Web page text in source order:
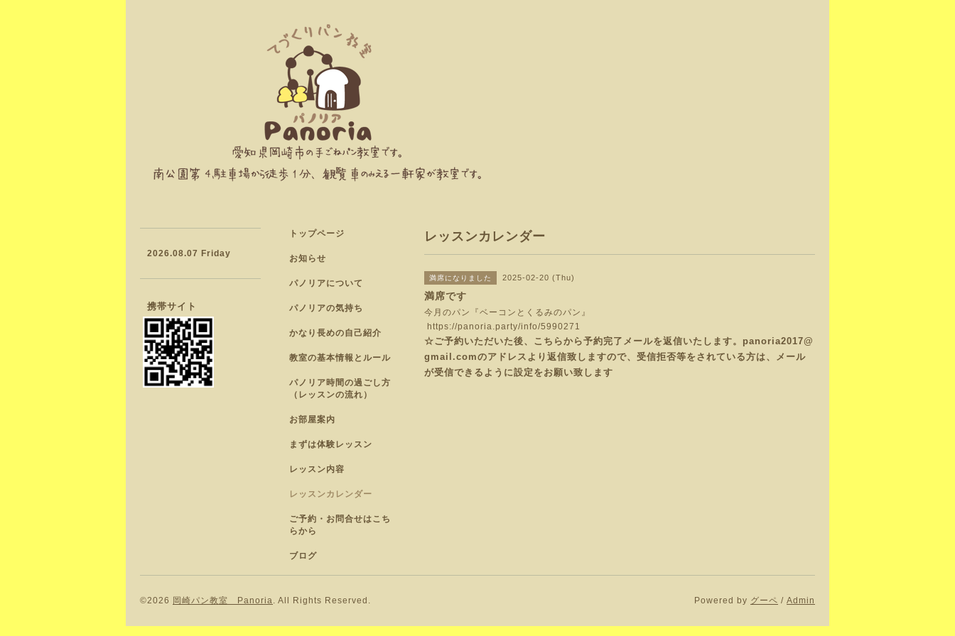
レッスンカレンダー
満席になりました 2025-02-20 (Thu)
満席です
今月のパン『ベーコンとくるみのパン』
https://panoria.party/info/5990271
☆ご予約いただいた後、こちらから予約完了メールを返信いたします。panoria2017@
gmail.comのアドレスより返信致しますので、受信拒否等をされている方は、メール
が受信できるように設定をお願い致します
トップページ
お知らせ
パノリアについて
パノリアの気持ち
かなり長めの自己紹介
教室の基本情報とルール
パノリア時間の過ごし方
（レッスンの流れ）
お部屋案内
まずは体験レッスン
レッスン内容
レッスンカレンダー
ご予約・お問合せはこち
らから
ブログ
2026.08.07 Friday
携帯サイト
©2026 岡崎パン教室 Panoria. All Rights Reserved. Powered by グーペ / Admin